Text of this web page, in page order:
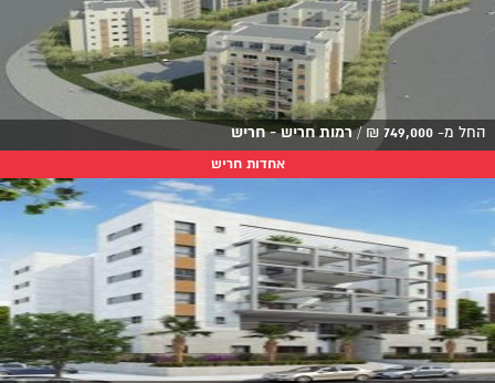
החל מ- 749,000
₪
/רמות חריש - חריש
אחדות חריש